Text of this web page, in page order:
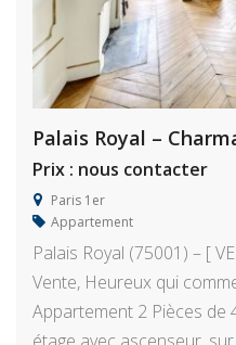
Prix : nous contacter
Paris 1er
Appartement
Palais Royal (75001) – [
Vente, Heureux qui
Appartement 2 Pièces de